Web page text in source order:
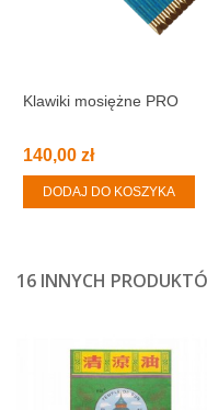
Klawiki mosiężne PRO
140,00 zł
DODAJ DO KOSZYKA
16 INNYCH